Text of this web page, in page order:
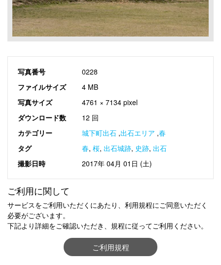
写真番号
0228
ファイルサイズ
4 MB
写真サイズ
4761 × 7134 pixel
ダウンロード数
12 回
カテゴリー
城下町出石 ,出石エリア ,春
タグ
春, 桜, 出石城跡, 史跡, 出石
撮影日時
2017年 04月 01日 (土)
ご利用に関して
サービスをご利用いただくにあたり、利用規程にご同意いただく
必要がございます。
下記より詳細をご確認いただき、規程に従ってご利用ください。
ご利用規程